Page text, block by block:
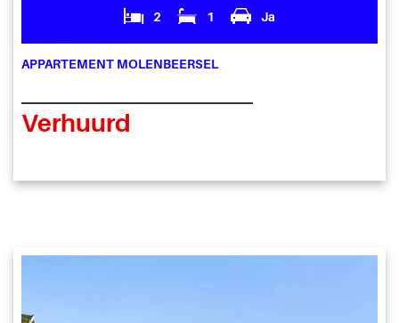
2 1 Ja
APPARTEMENT MOLENBEERSEL
Verhuurd